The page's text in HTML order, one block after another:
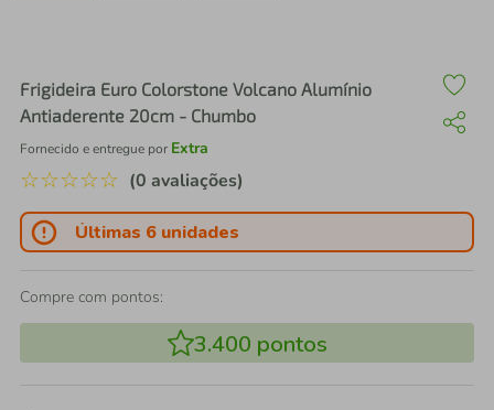
Frigideira Euro Colorstone Volcano Alumínio
Antiaderente 20cm - Chumbo
Fornecido e entregue por Extra
☆☆☆☆☆ (0 avaliações)
Últimas 6 unidades
Compre com pontos:
3.400 pontos